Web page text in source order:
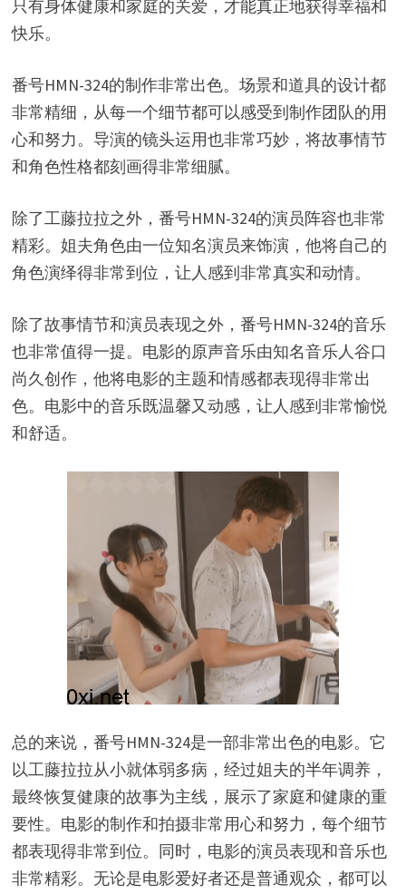
只有身体健康和家庭的关爱，才能真正地获得幸福和
快乐。
番号HMN-324的制作非常出色。场景和道具的设计都
非常精细，从每一个细节都可以感受到制作团队的用
心和努力。导演的镜头运用也非常巧妙，将故事情节
和角色性格都刻画得非常细腻。
除了工藤拉拉之外，番号HMN-324的演员阵容也非常
精彩。姐夫角色由一位知名演员来饰演，他将自己的
角色演绎得非常到位，让人感到非常真实和动情。
除了故事情节和演员表现之外，番号HMN-324的音乐
也非常值得一提。电影的原声音乐由知名音乐人谷口
尚久创作，他将电影的主题和情感都表现得非常出
色。电影中的音乐既温馨又动感，让人感到非常愉悦
和舒适。
总的来说，番号HMN-324是一部非常出色的电影。它
以工藤拉拉从小就体弱多病，经过姐夫的半年调养，
最终恢复健康的故事为主线，展示了家庭和健康的重
要性。电影的制作和拍摄非常用心和努力，每个细节
都表现得非常到位。同时，电影的演员表现和音乐也
非常精彩。无论是电影爱好者还是普通观众，都可以